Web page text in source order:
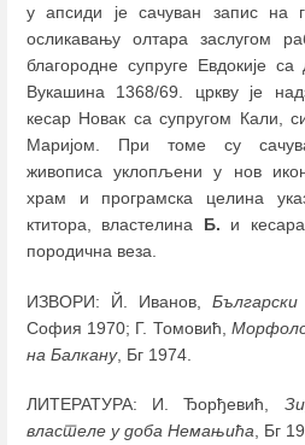
у апсиди је сачуван запис на
осликавању олтара заслугом
благородне супруге Евдокије
Вукашина 1368/69. цркву је
кесар Новак са супругом Кали,
Маријом. При томе су
живописа уклопљени у нов
храм и програмска целина
ктитора, властелина Б. и
породична веза.
ИЗВОРИ: Й. Иванов,
София 1970; Г. Томовић,
на Балкану, Бг 1974.
ЛИТЕРАТУРА: И. Ђорђевић,
властеле у доба Немањића , Бг